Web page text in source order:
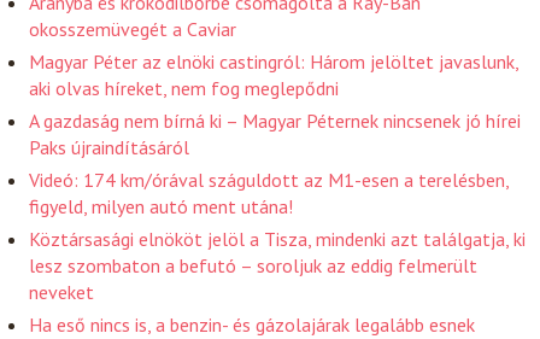
okosszemüvegét a Caviar
Magyar Péter az elnöki castingról: Három jelöltet javaslunk,
aki olvas híreket, nem fog meglepődni
A gazdaság nem bírná ki – Magyar Péternek nincsenek jó hírei
Paks újraindításáról
Videó: 174 km/órával száguldott az M1-esen a terelésben,
figyeld, milyen autó ment utána!
Köztársasági elnököt jelöl a Tisza, mindenki azt találgatja, ki
lesz szombaton a befutó – soroljuk az eddig felmerült
neveket
Ha eső nincs is, a benzin- és gázolajárak legalább esnek